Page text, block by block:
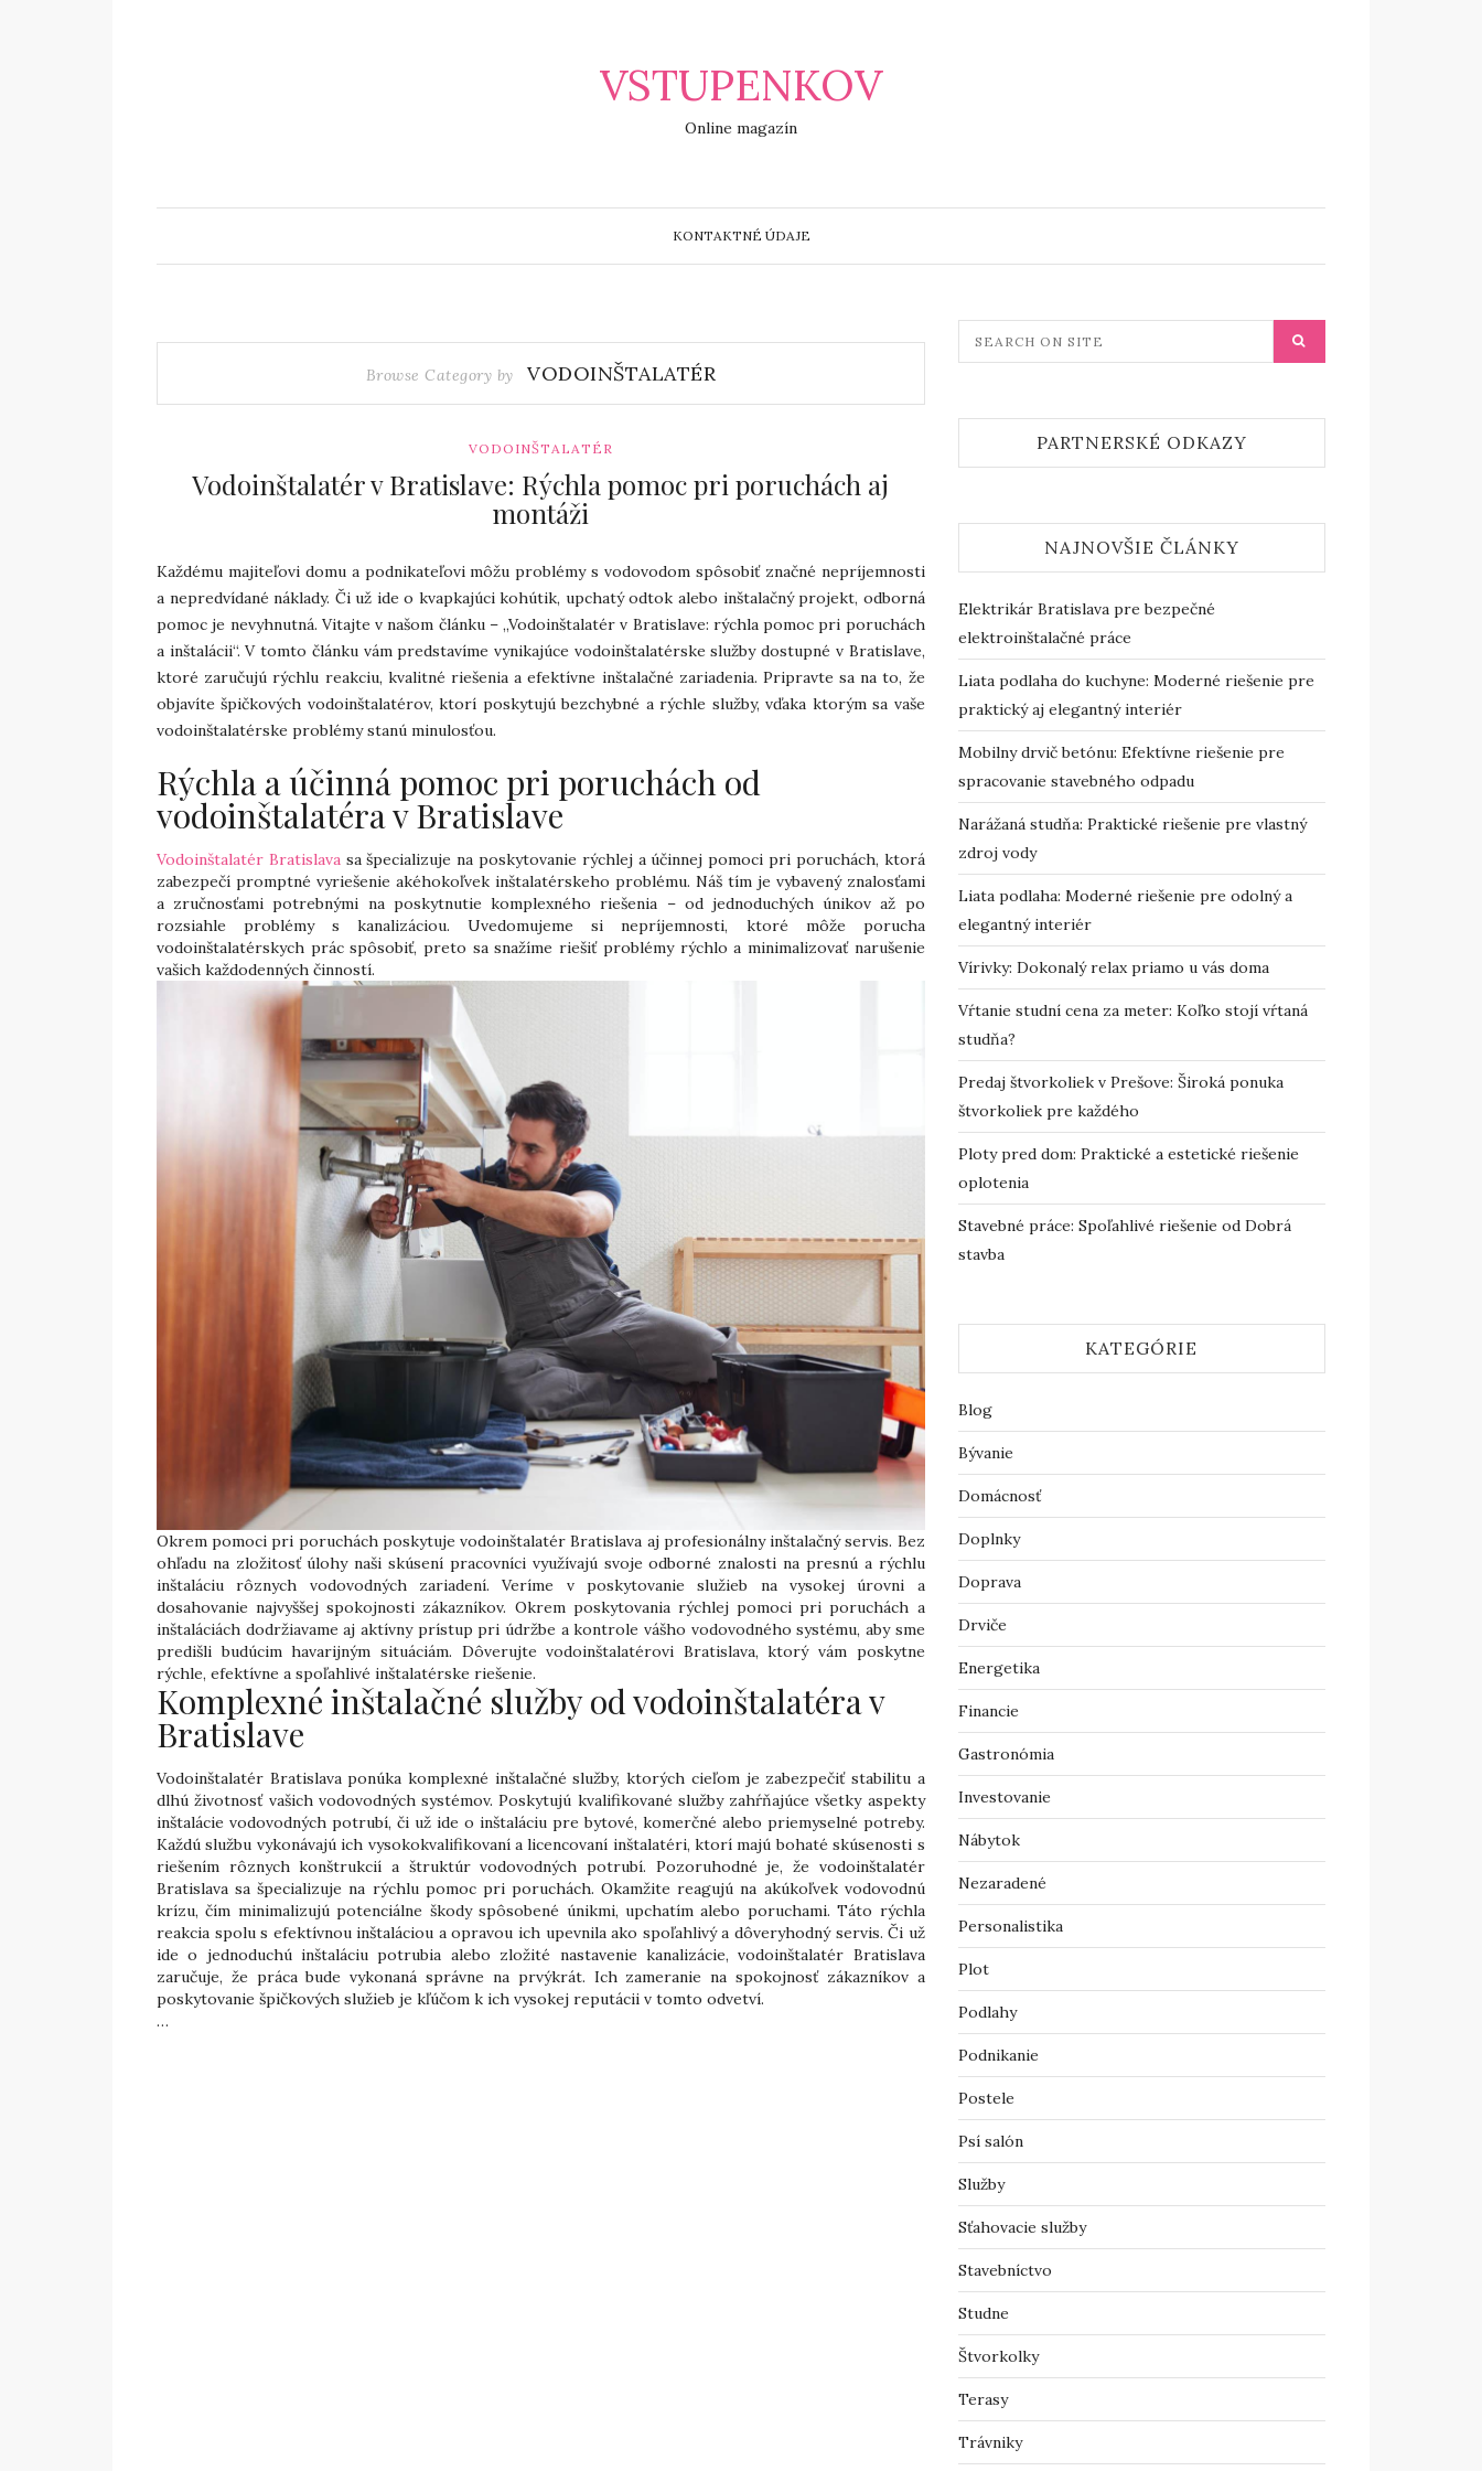
VSTUPENKOV
Online magazín
KONTAKTNÉ ÚDAJE
Browse Category by VODOINŠTALATÉR
VODOINŠTALATÉR
Vodoinštalatér v Bratislave: Rýchla pomoc pri poruchách aj
montáži
Každému majiteľovi domu a podnikateľovi môžu problémy s vodovodom spôsobiť značné nepríjemnosti
a nepredvídané náklady. Či už ide o kvapkajúci kohútik, upchatý odtok alebo inštalačný projekt, odborná
pomoc je nevyhnutná. Vitajte v našom článku – „Vodoinštalatér v Bratislave: rýchla pomoc pri poruchách
a inštalácii“. V tomto článku vám predstavíme vynikajúce vodoinštalatérske služby dostupné v Bratislave,
ktoré zaručujú rýchlu reakciu, kvalitné riešenia a efektívne inštalačné zariadenia. Pripravte sa na to, že
objavíte špičkových vodoinštalatérov, ktorí poskytujú bezchybné a rýchle služby, vďaka ktorým sa vaše
vodoinštalatérske problémy stanú minulosťou.
Rýchla a účinná pomoc pri poruchách od
vodoinštalatéra v Bratislave
Vodoinštalatér Bratislavasa špecializuje na poskytovanie rýchlej a účinnej pomoci pri poruchách, ktorá
zabezpečí promptné vyriešenie akéhokoľvek inštalatérskeho problému. Náš tím je vybavený znalosťami
a zručnosťami potrebnými na poskytnutie komplexného riešenia – od jednoduchých únikov až po
rozsiahle problémy s kanalizáciou. Uvedomujeme si nepríjemnosti, ktoré môže porucha
vodoinštalatérskych prác spôsobiť, preto sa snažíme riešiť problémy rýchlo a minimalizovať narušenie
vašich každodenných činností.
Okrem pomoci pri poruchách poskytuje vodoinštalatér Bratislava aj profesionálny inštalačný servis. Bez
ohľadu na zložitosť úlohy naši skúsení pracovníci využívajú svoje odborné znalosti na presnú a rýchlu
inštaláciu rôznych vodovodných zariadení. Veríme v poskytovanie služieb na vysokej úrovni a
dosahovanie najvyššej spokojnosti zákazníkov. Okrem poskytovania rýchlej pomoci pri poruchách a
inštaláciách dodržiavame aj aktívny prístup pri údržbe a kontrole vášho vodovodného systému, aby sme
predišli budúcim havarijným situáciám. Dôverujte vodoinštalatérovi Bratislava, ktorý vám poskytne
rýchle, efektívne a spoľahlivé inštalatérske riešenie.
Komplexné inštalačné služby od vodoinštalatéra v
Bratislave
Vodoinštalatér Bratislava ponúka komplexné inštalačné služby, ktorých cieľom je zabezpečiť stabilitu a
dlhú životnosť vašich vodovodných systémov. Poskytujú kvalifikované služby zahŕňajúce všetky aspekty
inštalácie vodovodných potrubí, či už ide o inštaláciu pre bytové, komerčné alebo priemyselné potreby.
Každú službu vykonávajú ich vysokokvalifikovaní a licencovaní inštalatéri, ktorí majú bohaté skúsenosti s
riešením rôznych konštrukcií a štruktúr vodovodných potrubí. Pozoruhodné je, že vodoinštalatér
Bratislava sa špecializuje na rýchlu pomoc pri poruchách. Okamžite reagujú na akúkoľvek vodovodnú
krízu, čím minimalizujú potenciálne škody spôsobené únikmi, upchatím alebo poruchami. Táto rýchla
reakcia spolu s efektívnou inštaláciou a opravou ich upevnila ako spoľahlivý a dôveryhodný servis. Či už
ide o jednoduchú inštaláciu potrubia alebo zložité nastavenie kanalizácie, vodoinštalatér Bratislava
zaručuje, že práca bude vykonaná správne na prvýkrát. Ich zameranie na spokojnosť zákazníkov a
poskytovanie špičkových služieb je kľúčom k ich vysokej reputácii v tomto odvetví.
…
PARTNERSKÉ ODKAZY
NAJNOVŠIE ČLÁNKY
Elektrikár Bratislava pre bezpečné
elektroinštalačné práce
Liata podlaha do kuchyne: Moderné riešenie pre
praktický aj elegantný interiér
Mobilny drvič betónu: Efektívne riešenie pre
spracovanie stavebného odpadu
Narážaná studňa: Praktické riešenie pre vlastný
zdroj vody
Liata podlaha: Moderné riešenie pre odolný a
elegantný interiér
Vírivky: Dokonalý relax priamo u vás doma
Vŕtanie studní cena za meter: Koľko stojí vŕtaná
studňa?
Predaj štvorkoliek v Prešove: Široká ponuka
štvorkoliek pre každého
Ploty pred dom: Praktické a estetické riešenie
oplotenia
Stavebné práce: Spoľahlivé riešenie od Dobrá
stavba
KATEGÓRIE
Blog
Bývanie
Domácnosť
Doplnky
Doprava
Drviče
Energetika
Financie
Gastronómia
Investovanie
Nábytok
Nezaradené
Personalistika
Plot
Podlahy
Podnikanie
Postele
Psí salón
Služby
Sťahovacie služby
Stavebníctvo
Studne
Štvorkolky
Terasy
Trávniky